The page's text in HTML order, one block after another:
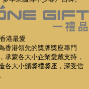
港最愛
香港領先的獎牌獎座專門
承蒙各大小企業愛戴支持，
各大小頒獎禮獎座，深受信